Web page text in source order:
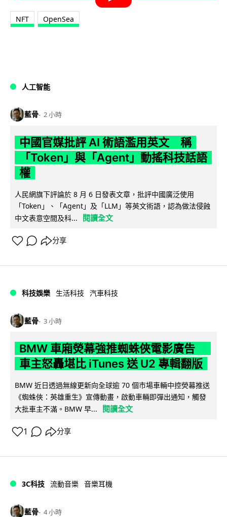
NFT OpenSea
人工智能
藍骨 2 小時
中國官媒批評 AI 術語濫用英文 稱
「Token」與「Agent」動搖科技話語
權
人民網旗下評論於 8 月 6 日發表文章，批評中國廣泛使用
「Token」、「Agent」及「LLM」等英文術語，認為做法侵蝕
中文表意空間及科...
閱讀全文
分享
科技娛樂 生活科技 汽車科技
藍骨 3 小時
BMW 車廂熒幕強推蜘蛛俠電影廣告
車主怒轟堪比 iTunes 送 U2 專輯翻版
BMW 近日透過無線更新向全球逾 70 個市場車輛中控熒幕推送
《蜘蛛俠：英雄重生》宣傳動畫，啟動車輛即彈出通知，觸發
大批車主不滿。BMW 早...
閱讀全文
1 分享
3C科技 流動音樂 音樂耳機
藍骨 4 小時